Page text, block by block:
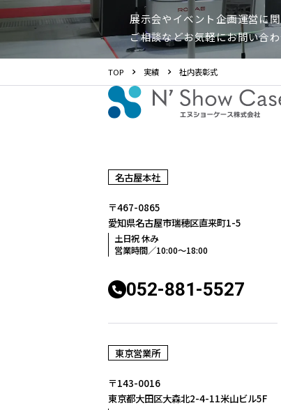
展示会やイベント企画運営に
ご相談などお気軽にお問い合わ
TOP 実績 社内表彰式
名古屋本社
〒467-0865
愛知県名古屋市瑞穂区直来町1-5
土日祝 休み
営業時間／10:00〜18:00
052-881-5527
東京営業所
〒143-0016
東京都大田区大森北2-4-11米山ビル5F